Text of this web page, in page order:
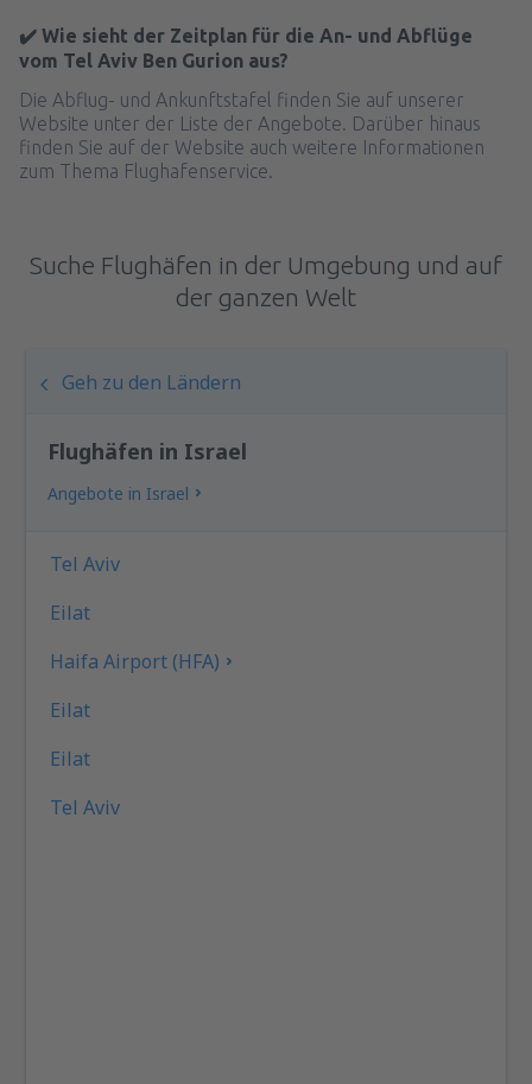
✔️ Wie sieht der Zeitplan für die An- und Abflüge
vom Tel Aviv Ben Gurion aus?
Die Abflug- und Ankunftstafel finden Sie auf unserer
Website unter der Liste der Angebote. Darüber hinaus
finden Sie auf der Website auch weitere Informationen
zum Thema Flughafenservice.
Suche Flughäfen in der Umgebung und auf
der ganzen Welt
Geh zu den Ländern
Flughäfen in Israel
Angebote in Israel
Tel Aviv
Eilat
Haifa Airport (HFA)
Eilat
Eilat
Tel Aviv